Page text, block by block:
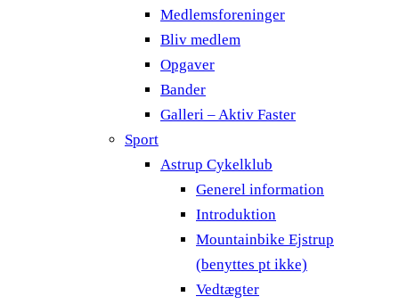
Medlemsforeninger
Bliv medlem
Opgaver
Bander
Galleri – Aktiv Faster
Sport
Astrup Cykelklub
Generel information
Introduktion
Mountainbike Ejstrup
(benyttes pt ikke)
Vedtægter